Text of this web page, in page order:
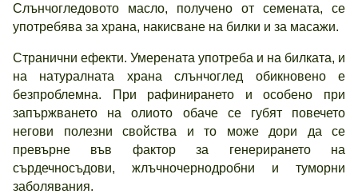
Слънчогледовото масло, получено от семената, се
употребява за храна, накисване на билки и за масажи.
Странични ефекти. Умерената употреба и на билката, и
на натуралната храна слънчоглед обикновено е
безпроблемна. При рафинирането и особено при
запържването на олиото обаче се губят повечето
негови полезни свойства и то може дори да се
превърне във фактор за генерирането на
сърдечносъдови, жлъчночернодробни и туморни
заболявания.